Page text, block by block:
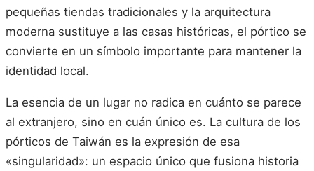
pequeñas tiendas tradicionales y la arquitectura
moderna sustituye a las casas históricas, el pórtico se
convierte en un símbolo importante para mantener la
identidad local.
La esencia de un lugar no radica en cuánto se parece
al extranjero, sino en cuán único es. La cultura de los
pórticos de Taiwán es la expresión de esa
«singularidad»: un espacio único que fusiona historia